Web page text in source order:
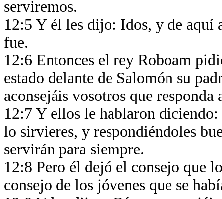
serviremos.
12:5 Y él les dijo: Idos, y de aquí
fue.
12:6 Entonces el rey Roboam
estado delante de Salomón su
aconsejáis vosotros que responda
12:7 Y ellos le hablaron
lo sirvieres, y respondiéndoles
servirán para siempre.
12:8 Pero él dejó el consejo que
consejo de los jóvenes que se